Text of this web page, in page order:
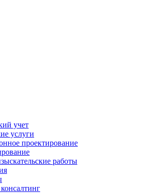
учет
услуги
проектирование
работы